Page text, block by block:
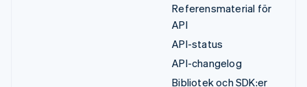
Referensmaterial för
API
API-status
API-changelog
Bibliotek och SDK:er